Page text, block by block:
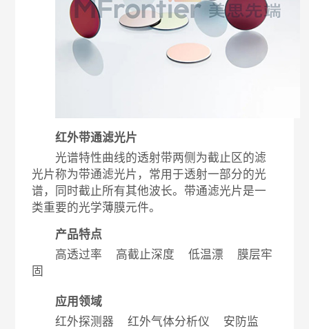
红外带通滤光片
光谱特性曲线的透射带两侧为截止区的滤
光片称为带通滤光片，常用于透射一部分的光
谱，同时截止所有其他波长。带通滤光片是一
类重要的光学薄膜元件。
产品特点
高透过率 高截止深度 低温漂 膜层牢
固
应用领域
红外探测器 红外气体分析仪 安防监